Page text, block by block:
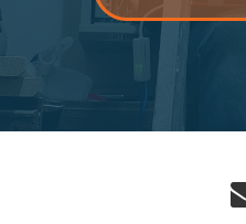
TLAČÍKA
NÁS